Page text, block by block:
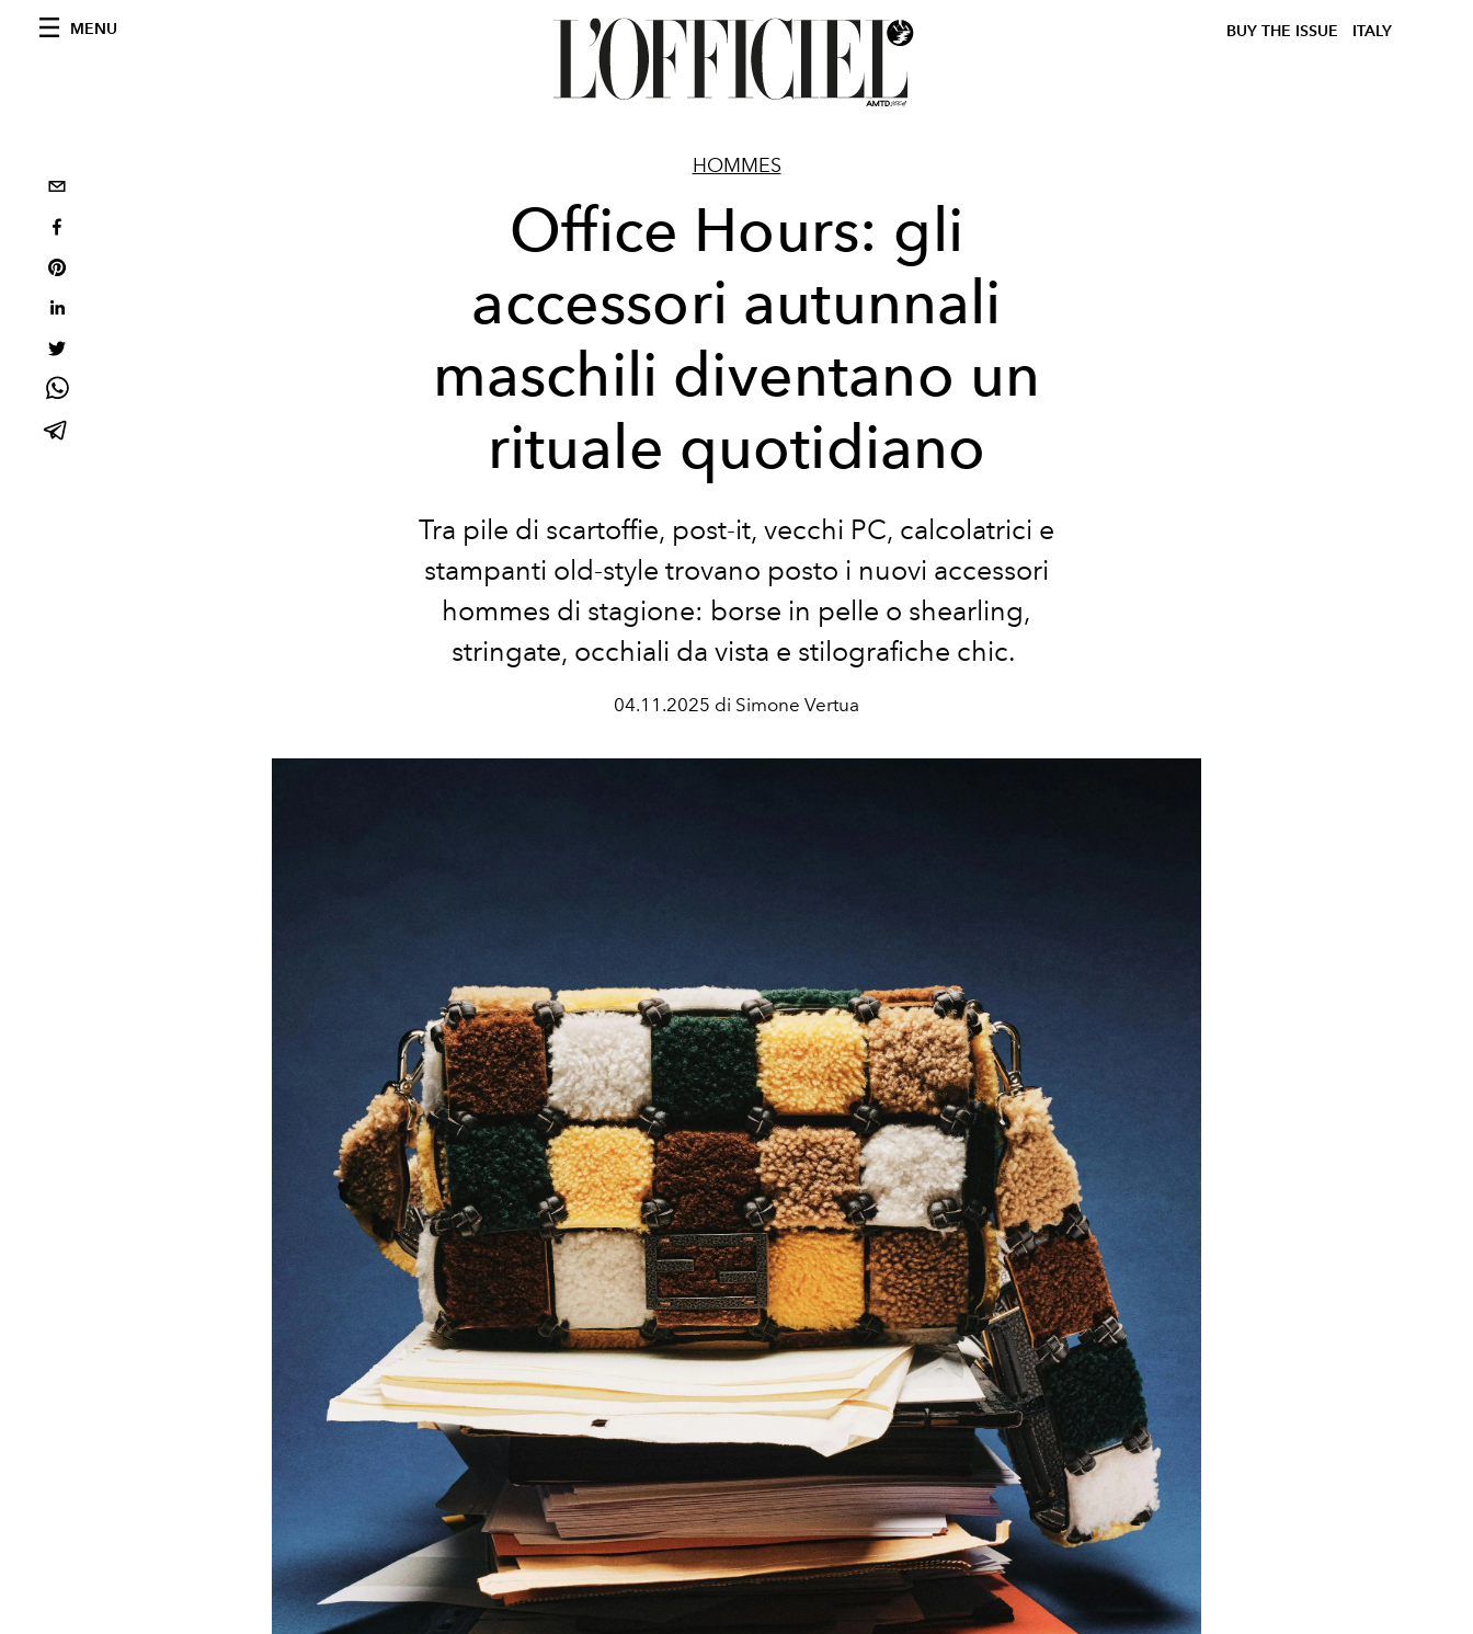
MENU BUY THE ISSUE ITALY
HOMMES
Office Hours: gli
accessori autunnali
maschili diventano un
rituale quotidiano
Tra pile di scartoffie, post-it, vecchi PC, calcolatrici e
stampanti old-style trovano posto i nuovi accessori
hommes di stagione: borse in pelle o shearling,
stringate, occhiali da vista e stilografiche chic.
04.11.2025 di Simone Vertua